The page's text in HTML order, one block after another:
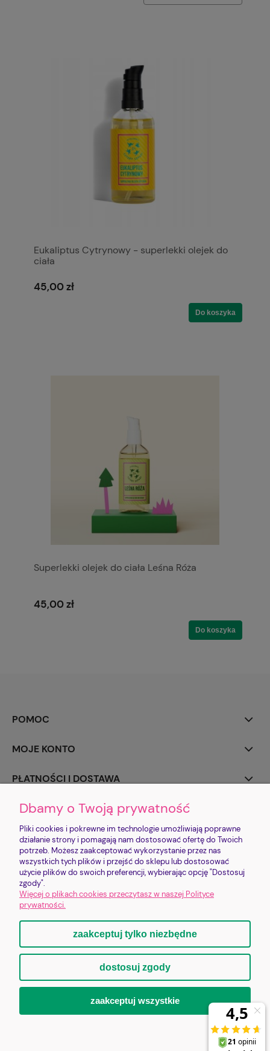
Eukaliptus Cytrynowy - superlekki olejek do
ciała
45,00 zł
Do koszyka
Superlekki olejek do ciała Leśna Róża
45,00 zł
Do koszyka
POMOC
MOJE KONTO
PŁATNOŚCI I DOSTAWA
INFORMACJE
O NAS
Sklep jest prowadzony przez FUNDACJĘ IMIENIA PROSIACZKA CHRUMKA |
Zysk ze sklepu realizuje cele statutowe Fundacji
Bankowa 2/1 | 58-500 Jelenia Góra | shop@lovepigs.pl | +48 793 752 792 |
Sklep internetowy Shoper.pl
Dbamy o Twoją prywatność
Pliki cookies i pokrewne im technologie umożliwiają poprawne
działanie strony i pomagają nam dostosować ofertę do Twoich
potrzeb. Możesz zaakceptować wykorzystanie przez nas
wszystkich tych plików i przejść do sklepu lub dostosować
użycie plików do swoich preferencji, wybierając opcję "Dostosuj
zgody".
Więcej o plikach cookies przeczytasz w naszej Polityce
prywatności.
zaakceptuj tylko niezbędne
dostosuj zgody
zaakceptuj wszystkie